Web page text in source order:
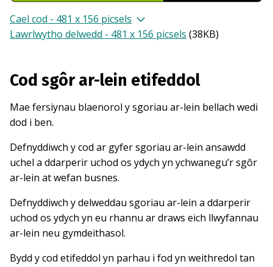
Cael cod - 481 x 156 picsels
Lawrlwytho delwedd - 481 x 156 picsels (38KB)
Cod sgôr ar-lein etifeddol
Mae fersiynau blaenorol y sgoriau ar-lein bellach wedi
dod i ben.
Defnyddiwch y cod ar gyfer sgoriau ar-lein ansawdd
uchel a ddarperir uchod os ydych yn ychwanegu’r sgôr
ar-lein at wefan busnes.
Defnyddiwch y delweddau sgoriau ar-lein a ddarperir
uchod os ydych yn eu rhannu ar draws eich llwyfannau
ar-lein neu gymdeithasol.
Bydd y cod etifeddol yn parhau i fod yn weithredol tan